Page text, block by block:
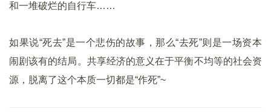
和一堆破烂的自行车……
如果说“死去”是一个悲伤的故事，那么“去死”则是一场资本
闹剧该有的结局。共享经济的意义在于平衡不均等的社会资
源，脱离了这个本质一切都是“作死”~